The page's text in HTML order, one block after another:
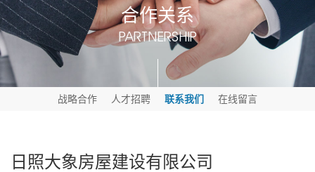
合作关系
PARTNERSHIP
战略合作 人才招聘 联系我们 在线留言
日照大象房屋建设有限公司